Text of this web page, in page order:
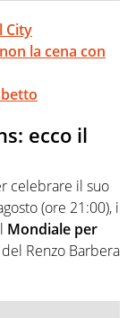
City
la cena con
ecco il
celebrare il suo
(ore 21:00), i
Mondiale per
Renzo Barbera